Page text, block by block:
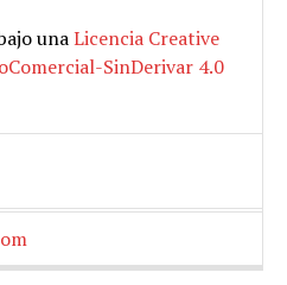
unaLicencia Creative
SinDerivar 4.0